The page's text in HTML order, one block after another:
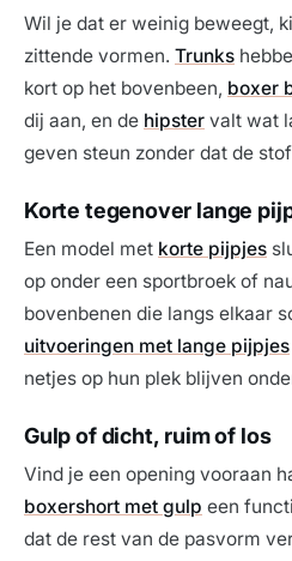
Wil je dat er weinig beweegt,
zittende vormen. Trunks
kort op het bovenbeen, boxer
dij aan, en de hipster valt wat
geven steun zonder dat de
Korte tegenover lange
Een model met korte pijpjes
op onder een sportbroek of
bovenbenen die langs elkaar
uitvoeringen met lange pijpjes
netjes op hun plek blijven
Gulp of dicht, ruim of los
Vind je een opening vooraan
boxershort met gulp een
dat de rest van de pasvorm